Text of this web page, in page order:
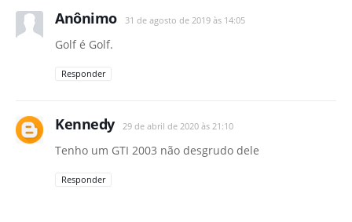
Anônimo 31 de agosto de 2019 às 14:05
Golf é Golf.
Responder
Kennedy 29 de abril de 2020 às 21:10
Tenho um GTI 2003 não desgrudo dele
Responder